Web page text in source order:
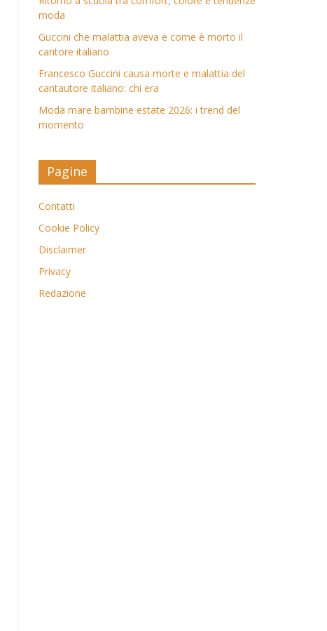
moda
Guccini che malattia aveva e come è morto il
cantore italiano
Francesco Guccini causa morte e malattia del
cantautore italiano: chi era
Moda mare bambine estate 2026: i trend del
momento
Pagine
Contatti
Cookie Policy
Disclaimer
Privacy
Redazione